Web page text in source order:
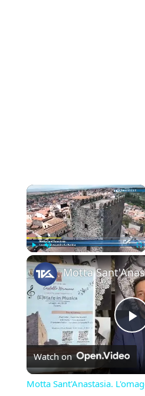
×
Play Unmute
Watch on
Motta Sant'Anastasia.